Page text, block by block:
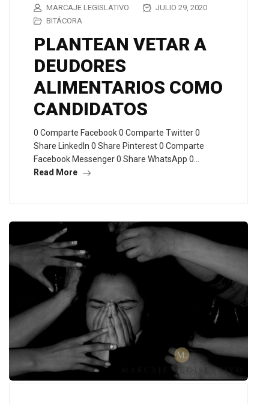
MARCAJE LEGISLATIVO
JULIO 29, 2020
BITÁCORA
PLANTEAN VETAR A
DEUDORES
ALIMENTARIOS COMO
CANDIDATOS
0 Comparte Facebook 0 Comparte Twitter 0
Share LinkedIn 0 Share Pinterest 0 Comparte
Facebook Messenger 0 Share WhatsApp 0…
Read More